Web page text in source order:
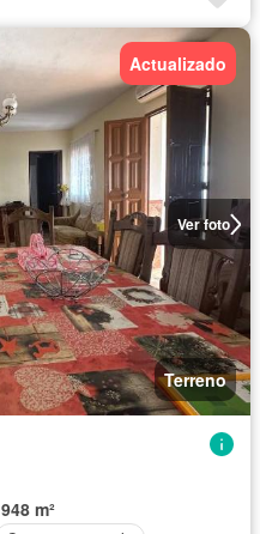
Ver foto
Actualizado
Terreno
948 m²